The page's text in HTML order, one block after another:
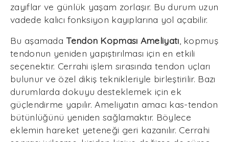
zayıflar ve günlük yaşam zorlaşır. Bu durum uzun
vadede kalıcı fonksiyon kayıplarına yol açabilir.
Bu aşamadaTendon Kopması Ameliyatı , kopmuş
tendonun yeniden yapıştırılması için en etkili
seçenektir. Cerrahi işlem sırasında tendon uçları
bulunur ve özel dikiş teknikleriyle birleştirilir. Bazı
durumlarda dokuyu desteklemek için ek
güçlendirme yapılır. Ameliyatın amacı kas-tendon
bütünlüğünü yeniden sağlamaktır. Böylece
eklemin hareket yeteneği geri kazanılır. Cerrahi